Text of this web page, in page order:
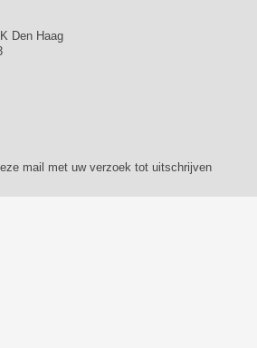
Den Haag
mail met uw verzoek tot uitschrijven